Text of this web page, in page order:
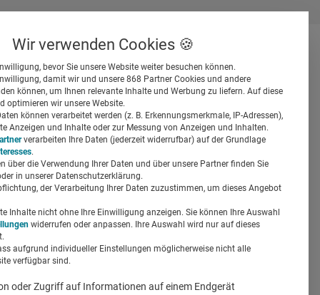
Suchen
auf
Wir verwenden Cookies 🍪
bevor Sie unsere Website weiter besuchen können.
damit wir und unsere 868 Partner Cookies und andere
können, um Ihnen relevante Inhalte und Werbung zu liefern. Auf diese
optimieren wir unsere Website.
können verarbeitet werden (z. B. Erkennungsmerkmale, IP-Adressen),
Anzeigen und Inhalte oder zur Messung von Anzeigen und Inhalten.
verarbeiten Ihre Daten (jederzeit widerrufbar) auf der Grundlage
.
über die Verwendung Ihrer Daten und über unsere Partner finden Sie
in unserer Datenschutzerklärung.
der Verarbeitung Ihrer Daten zuzustimmen, um dieses Angebot
Inhalte nicht ohne Ihre Einwilligung anzeigen. Sie können Ihre Auswahl
widerrufen oder anpassen. Ihre Auswahl wird nur auf dieses
aufgrund individueller Einstellungen möglicherweise nicht alle
verfügbar sind.
oder Zugriff auf Informationen auf einem Endgerät